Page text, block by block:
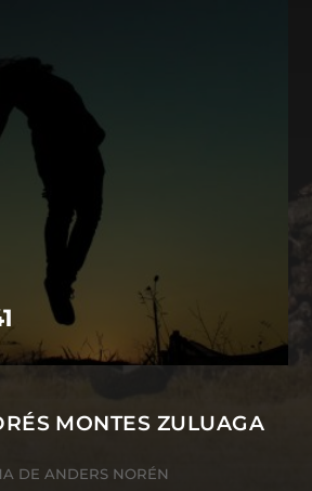
MONTES ZULUAGA
DE ANDERS NORÉN